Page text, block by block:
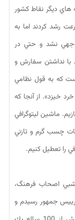
هاي ديگر نقاط كشور
رشد كردند اما به
نشد و حتي در
نداشتن سفارش و
كه به قول نظامي
خيزد». از آنجا كه
ماشين ليتوگرافي
چسب گرم و تازني
را تعطيل كنيم.
اصحاب فرهنگ،
رييس جمهور رسيدم و